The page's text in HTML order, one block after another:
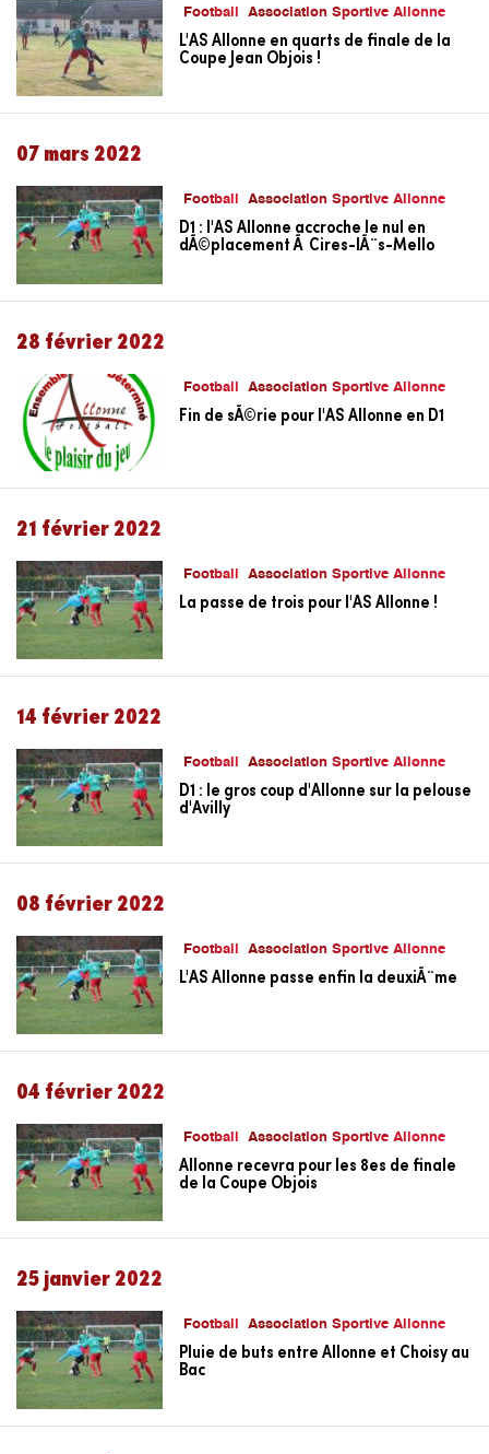
Football Association Sportive Allonne
L'AS Allonne en quarts de finale de la
Coupe Jean Objois !
07 mars 2022
Football Association Sportive Allonne
D1 : l'AS Allonne accroche le nul en
dÃ©placement Ã Cires-lÃ¨s-Mello
28 février 2022
Football Association Sportive Allonne
Fin de sÃ©rie pour l'AS Allonne en D1
21 février 2022
Football Association Sportive Allonne
La passe de trois pour l'AS Allonne !
14 février 2022
Football Association Sportive Allonne
D1 : le gros coup d'Allonne sur la pelouse
d'Avilly
08 février 2022
Football Association Sportive Allonne
L'AS Allonne passe enfin la deuxiÃ¨me
04 février 2022
Football Association Sportive Allonne
Allonne recevra pour les 8es de finale
de la Coupe Objois
25 janvier 2022
Football Association Sportive Allonne
Pluie de buts entre Allonne et Choisy au
Bac